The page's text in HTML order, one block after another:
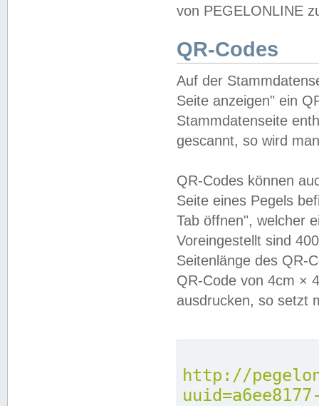
von PEGELONLINE
QR-Codes
Auf der
Seite anzeigen" ein
Stammdatenseite
gescannt, so wird
QR-Codes können
Seite eines Pegels
Tab öffnen", welcher
Voreingestellt sind
Seitenlänge des QR-
QR-Code von 4cm ×
ausdrucken, so setzt
http://